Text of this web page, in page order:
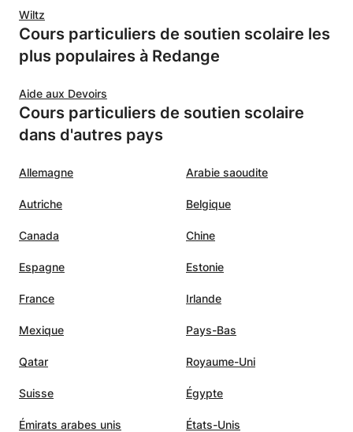
Wiltz
Cours particuliers de soutien scolaire les
plus populaires à Redange
Aide aux Devoirs
Cours particuliers de soutien scolaire
dans d'autres pays
Allemagne Arabie saoudite
Autriche Belgique
Canada Chine
Espagne Estonie
France Irlande
Mexique Pays-Bas
Qatar Royaume-Uni
Suisse Égypte
Émirats arabes unis États-Unis